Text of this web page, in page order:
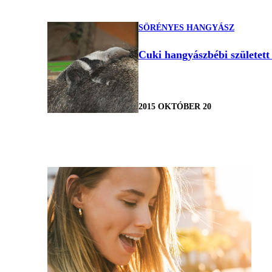
SÖRÉNYES HANGYÁSZ
Cuki hangyászbébi
2015 OKTÓBER 20